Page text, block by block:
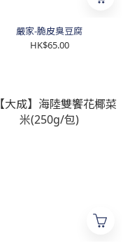
嚴家-脆皮臭豆腐
HK$65.00